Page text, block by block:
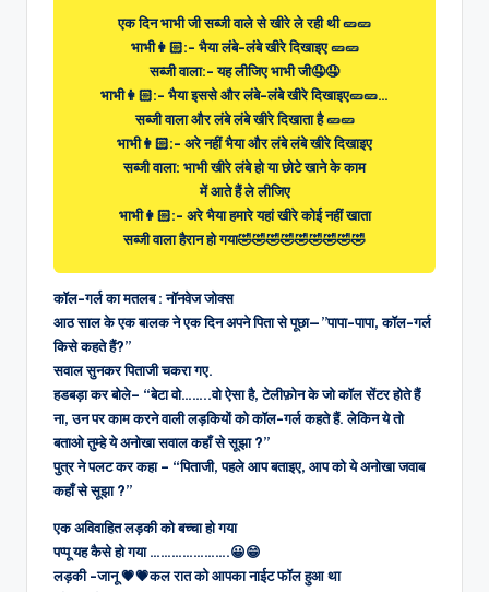
एक दिन भाभी जी सब्जी वाले से खीरे ले रही थी 🥒🥒
भाभी👩🏻:- भैया लंबे-लंबे खीरे दिखाइए 🥒🥒
सब्जी वाला:- यह लीजिए भाभी जी🤤🤤
भाभी👩🏻:- भैया इससे और लंबे-लंबे खीरे दिखाइए🥒🥒…
सब्जी वाला और लंबे लंबे खीरे दिखाता है 🥒🥒
भाभी👩🏻:- अरे नहीं भैया और लंबे लंबे खीरे दिखाइए
सब्जी वाला: भाभी खीरे लंबे हो या छोटे खाने के काम
में आते हैं ले लीजिए
भाभी👩🏻:- अरे भैया हमारे यहां खीरे कोई नहीं खाता
सब्जी वाला हैरान हो गया🤣🤣🤣🤣🤣🤣🤣🤣🤣
कॉल-गर्ल का मतलब : नॉनवेज जोक्स
आठ साल के एक बालक ने एक दिन अपने पिता से पूछा—”पापा-पापा, कॉल-गर्ल
किसे कहते हैं?”
सवाल सुनकर पिताजी चकरा गए.
हडबड़ा कर बोले– “बेटा वो……..वो ऐसा है, टेलीफ़ोन के जो कॉल सेंटर होते हैं
ना, उन पर काम करने वाली लड़कियों को कॉल-गर्ल कहते हैं. लेकिन ये तो
बताओ तुम्हे ये अनोखा सवाल कहाँ से सूझा ?”
पुत्र ने पलट कर कहा – “पिताजी, पहले आप बताइए, आप को ये अनोखा जवाब
कहाँ से सूझा ?”
एक अविवाहित लड़की को बच्चा हो गया
पप्पू यह कैसे हो गया ………………….😀😁
लड़की -जानू 💗💗कल रात को आपका नाईट फॉल हुआ था